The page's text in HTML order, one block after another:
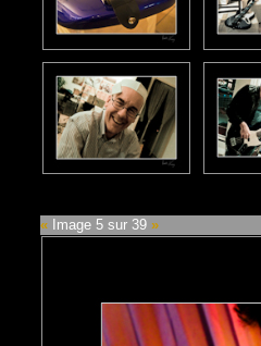
« Image 5 sur 39 »